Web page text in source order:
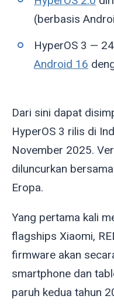
(berbasis
HyperOS 3 —
Android 16
Dari sini dapat
HyperOS 3 rilis di
November 2025.
diluncurkan
Eropa.
Yang pertama kali
flagships Xiaomi,
firmware akan
smartphone dan
paruh kedua tahun